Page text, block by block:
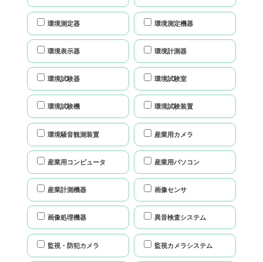
環境測定器 環境測定機器
環境表示器 環境計測器
環境試験器 環境試験室
環境試験機 環境試験装置
環境騒音観測装置 産業用カメラ
産業用コンピュータ 産業用パソコン
産業計測機器 画像センサ
画像処理機器 異音検査システム
監視・防犯カメラ 監視カメラシステム